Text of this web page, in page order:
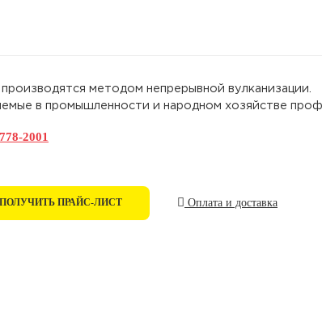
методом непрерывной вулканизации.
в промышленности и народном хозяйстве
2001
ПОЛУЧИТЬ ПРАЙС-ЛИСТ Оплата и доставка